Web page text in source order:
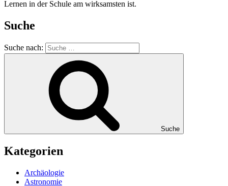
Lernen in der Schule am wirksamsten ist.
Suche
Suche nach:
Suche
Kategorien
Archäologie
Astronomie